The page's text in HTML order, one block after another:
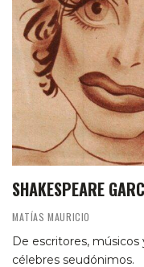
SHAKESPEARE
MATÍAS MAURICIO
De escritores,
célebres seudónimos.